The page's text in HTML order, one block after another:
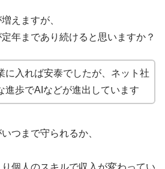
えますが、
年まであり続けると思いますか？
に入れば安泰でしたが、ネット社
進歩でAIなどが進出しています
つまで守られるか、
個人のスキルで収入が変わってい